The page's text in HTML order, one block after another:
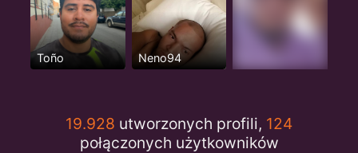
Toño Neno94
19.928 utworzonych profili, 124
połączonych użytkowników